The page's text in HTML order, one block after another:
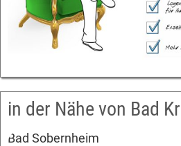
in der Nähe von Bad
Bad Sobernheim